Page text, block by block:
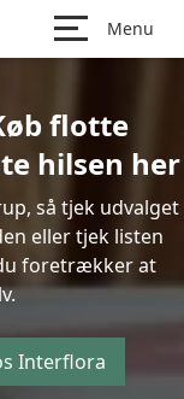
Menu
flotte
hilsen her
så tjek udvalget
eller tjek listen
foretrækker at
Interflora